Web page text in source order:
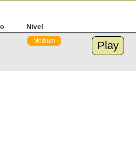
Nivel
Medium Play